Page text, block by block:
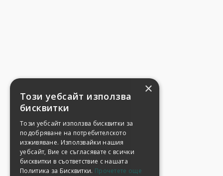
×
Този уебсайт използва
бисквитки
Този уебсайт използва бисквитки за
подобряване на потребителското
изживяване. Използвайки нашия
уебсайт, Вие се съгласявате с всички
бисквитки в съответствие с нашата
Политика за Бисквитки. Прочетете още